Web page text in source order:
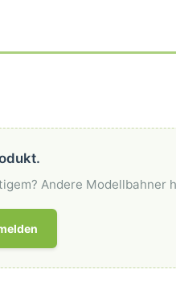
Andere Modellbahner